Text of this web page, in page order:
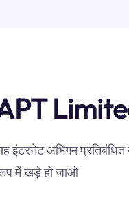
इंटरनेट अभिगम
में खड़े हो जाओ